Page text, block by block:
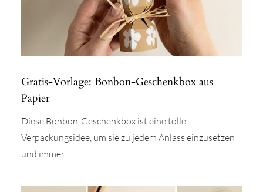
Gratis-Vorlage: Bonbon-Geschenkbox aus
Papier
Diese Bonbon-Geschenkbox ist eine tolle
Verpackungsidee, um sie zu jedem Anlass einzusetzen
und immer…